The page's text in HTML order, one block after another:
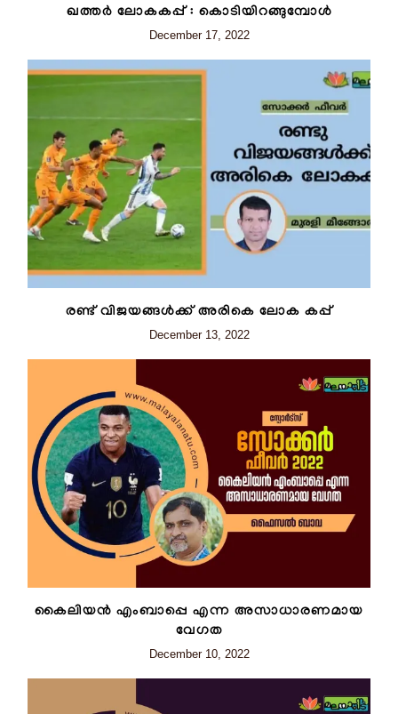
ഖത്തർ ലോകകപ്പ് : കൊടിയിറങ്ങുമ്പോൾ
December 17, 2022
രണ്ട് വിജയങ്ങൾക്ക് അരികെ ലോക കപ്പ്
December 13, 2022
കൈലിയൻ എംബാപ്പെ എന്ന അസാധാരണമായ
വേഗത
December 10, 2022